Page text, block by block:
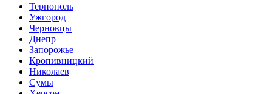
Тернополь
Ужгород
Черновцы
Днепр
Запорожье
Кропивницкий
Николаев
Сумы